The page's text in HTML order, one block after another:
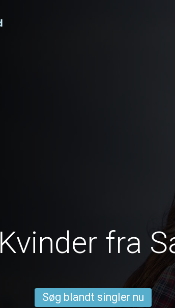
fra
Søg blandt singler nu